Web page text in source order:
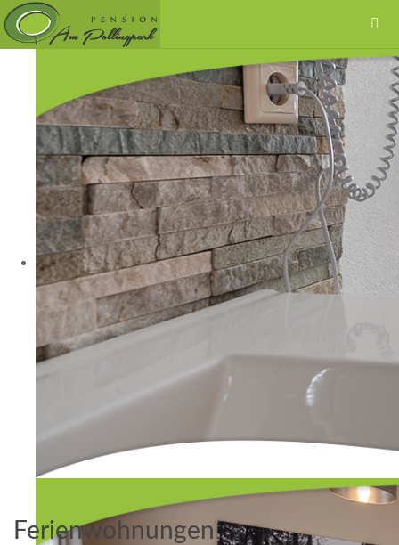
Ferienwohnungen